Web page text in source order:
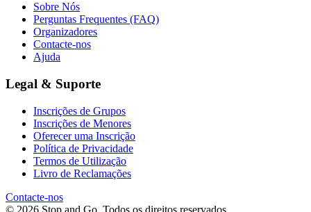
Sobre Nós
Perguntas Frequentes (FAQ)
Organizadores
Contacte-nos
Ajuda
Legal & Suporte
Inscrições de Grupos
Inscrições de Menores
Oferecer uma Inscrição
Política de Privacidade
Termos de Utilização
Livro de Reclamações
Contacte-nos
© 2026 Stop and Go. Todos os direitos reservados.